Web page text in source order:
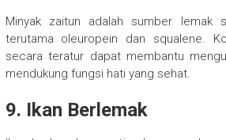
Minyak zaitun adalah sumber lemak
terutama oleuropein dan squalene.
secara teratur dapat membantu
mendukung fungsi hati yang sehat.
9. Ikan Berlemak